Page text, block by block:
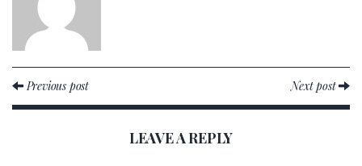
Previous post Next post
LEAVE A REPLY